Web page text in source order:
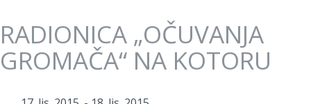
RADIONICA „OČUVANJA
GROMAČA“ NA KOTORU